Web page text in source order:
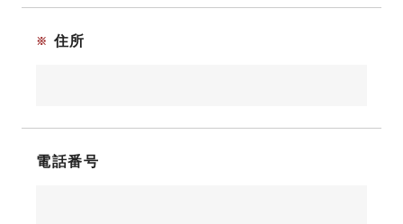
住所
電話番号